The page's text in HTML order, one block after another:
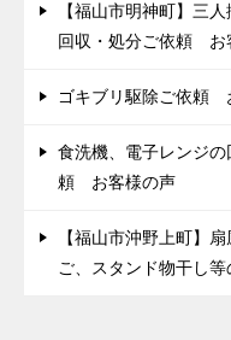
【福山市明神町】三
回収・処分ご依頼 お
ゴキブリ駆除ご依頼
食洗機、電子レンジ
頼 お客様の声
【福山市沖野上町】
ご、スタンド物干し等